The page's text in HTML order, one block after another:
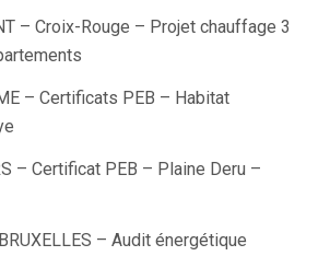
– Croix-Rouge – Projet chauffage 3
– Certificats PEB – Habitat
– Certificat PEB – Plaine Deru –
– Audit énergétique